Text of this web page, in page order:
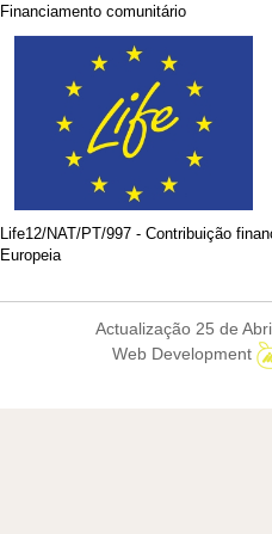
Financiamento comunitário
Life12/NAT/PT/997 - Contribuição
Europeia
Actualização 25 de
Web Development